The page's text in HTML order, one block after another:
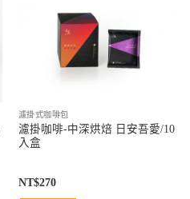
濾掛式咖啡包
濾掛咖啡-中深烘焙 日安吾愛/10
入盒
NT$270